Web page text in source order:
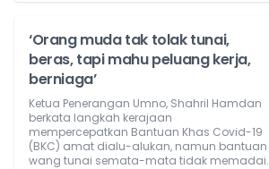
‘Orang muda tak tolak tunai,
beras, tapi mahu peluang kerja,
berniaga’
Ketua Penerangan Umno, Shahril Hamdan
berkata langkah kerajaan
mempercepatkan Bantuan Khas Covid-19
(BKC) amat dialu-alukan, namun bantuan
wang tunai semata-mata tidak memadai.